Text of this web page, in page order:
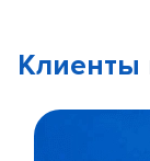
Клиенты